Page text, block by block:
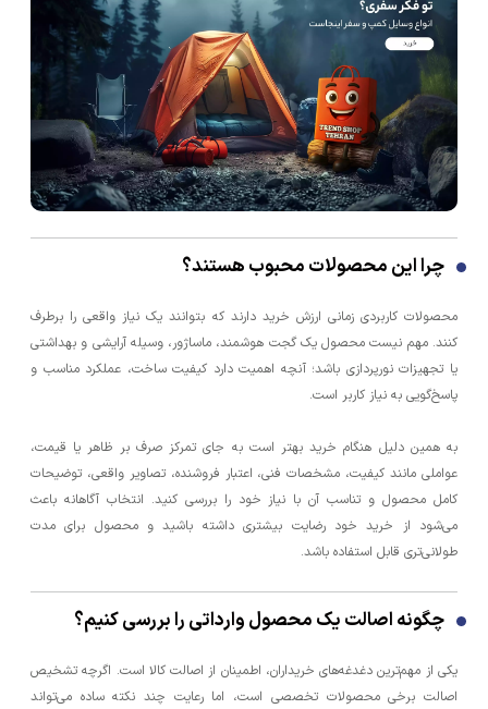
چرا این محصولات محبوب هستند؟
محصولات کاربردی زمانی ارزش خرید دارند که بتوانند یک نیاز واقعی را برطرف
کنند. مهم نیست محصول یک گجت هوشمند، ماساژور، وسیله آرایشی و بهداشتی
یا تجهیزات نورپردازی باشد؛ آنچه اهمیت دارد کیفیت ساخت، عملکرد مناسب و
پاسخ‌گویی به نیاز کاربر است.
به همین دلیل هنگام خرید بهتر است به جای تمرکز صرف بر ظاهر یا قیمت،
عواملی مانند کیفیت، مشخصات فنی، اعتبار فروشنده، تصاویر واقعی، توضیحات
کامل محصول و تناسب آن با نیاز خود را بررسی کنید. انتخاب آگاهانه باعث
می‌شود از خرید خود رضایت بیشتری داشته باشید و محصول برای مدت
طولانی‌تری قابل استفاده باشد.
چگونه اصالت یک محصول وارداتی را بررسی کنیم؟
یکی از مهم‌ترین دغدغه‌های خریداران، اطمینان از اصالت کالا است. اگرچه تشخیص
اصالت برخی محصولات تخصصی است، اما رعایت چند نکته ساده می‌تواند